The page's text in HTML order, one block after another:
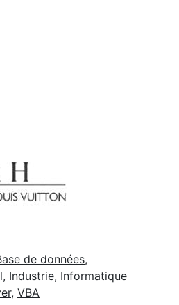
de données,
, Industrie, Informatique
, VBA